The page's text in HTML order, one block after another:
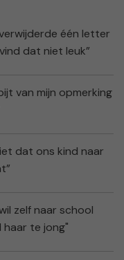
één letter
dat niet leuk”
van mijn opmerking
dat ons kind naar
zelf naar school
haar te jong"